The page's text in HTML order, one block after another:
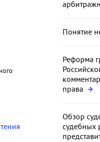
Понятие
Реформа
права
Обзор
судебных